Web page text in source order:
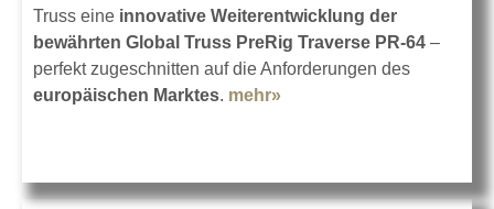
Truss eine innovative Weiterentwicklung der
bewährten Global Truss PreRig Traverse PR-64 –
perfekt zugeschnitten auf die Anforderungen des
europäischen Marktes. mehr»